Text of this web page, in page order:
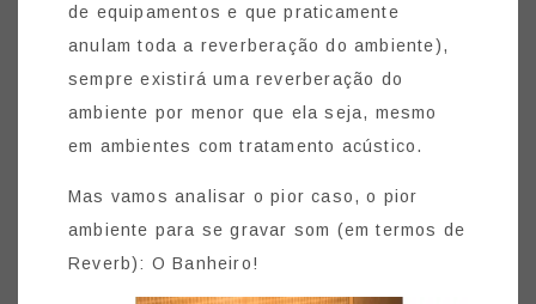
de equipamentos e que praticamente
anulam toda a reverberação do ambiente),
sempre existirá uma reverberação do
ambiente por menor que ela seja, mesmo
em ambientes com tratamento acústico.
Mas vamos analisar o pior caso, o pior
ambiente para se gravar som (em termos de
Reverb): O Banheiro!